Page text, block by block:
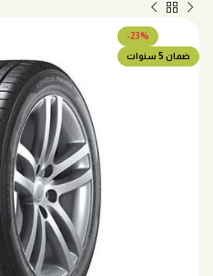
-23%
ضمان 5 سنوات